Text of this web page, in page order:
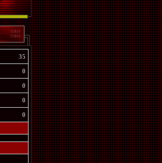
35
0
0
0
0